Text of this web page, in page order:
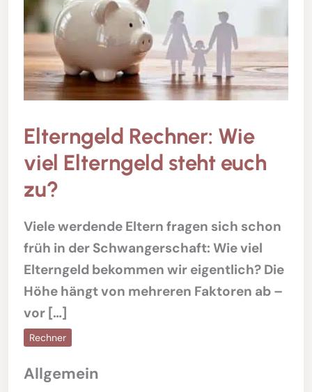
Elterngeld Rechner: Wie
viel Elterngeld steht euch
zu?
Viele werdende Eltern fragen sich schon
früh in der Schwangerschaft: Wie viel
Elterngeld bekommen wir eigentlich? Die
Höhe hängt von mehreren Faktoren ab –
vor […]
Rechner
Allgemein